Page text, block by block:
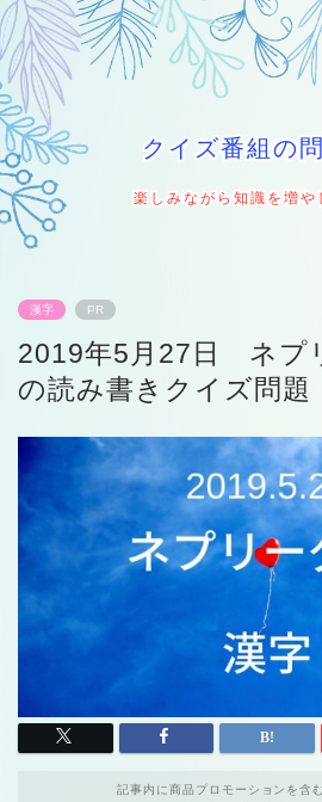
クイズ番組の
楽しみながら知識を増や
漢字 PR
2019年5月27日 ネ
の読み書きクイズ問題
記事内に商品プロモーションを含